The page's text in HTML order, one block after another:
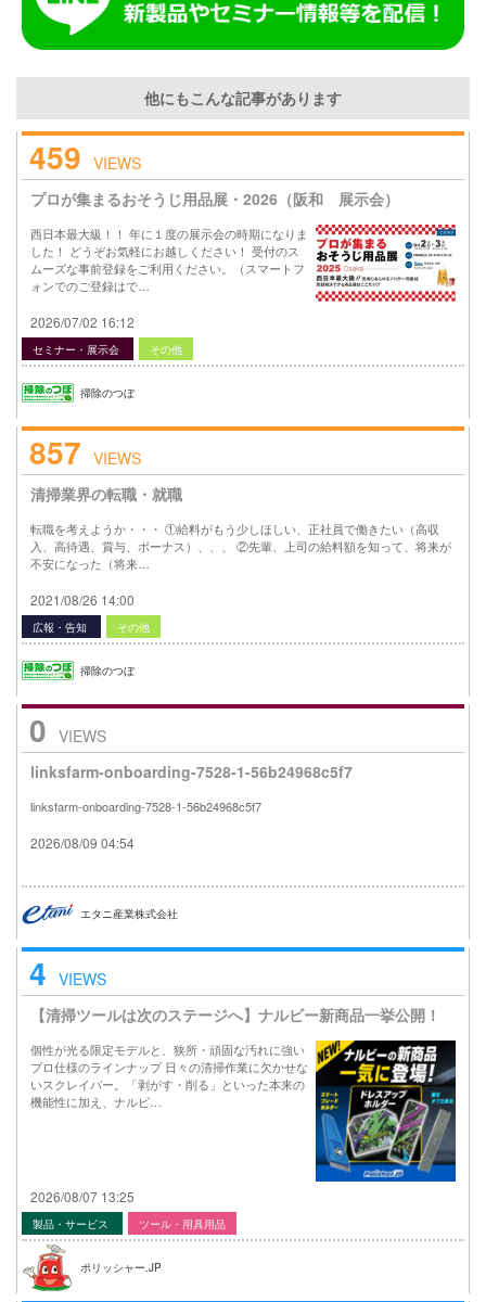
他にもこんな記事があります
459 VIEWS
プロが集まるおそうじ用品展・2026（阪和 展示会）
西日本最大級！！ 年に１度の展示会の時期になりま
した！ どうぞお気軽にお越しください！ 受付のス
ムーズな事前登録をご利用ください。（スマートフ
ォンでのご登録はで…
2026/07/02 16:12
セミナー・展示会 その他
掃除のつぼ
857 VIEWS
清掃業界の転職・就職
転職を考えようか・・・ ①給料がもう少しほしい、正社員で働きたい（高収
入、高待遇、賞与、ボーナス）、、、 ②先輩、上司の給料額を知って、将来が
不安になった（将来…
2021/08/26 14:00
広報・告知 その他
掃除のつぼ
0 VIEWS
linksfarm-onboarding-7528-1-56b24968c5f7
linksfarm-onboarding-7528-1-56b24968c5f7
2026/08/09 04:54
エタニ産業株式会社
4 VIEWS
【清掃ツールは次のステージへ】ナルビー新商品一挙公開！
個性が光る限定モデルと、狭所・頑固な汚れに強い
プロ仕様のラインナップ 日々の清掃作業に欠かせな
いスクレイパー。「剥がす・削る」といった本来の
機能性に加え、ナルビ…
2026/08/07 13:25
製品・サービス ツール・用具用品
ポリッシャー.JP